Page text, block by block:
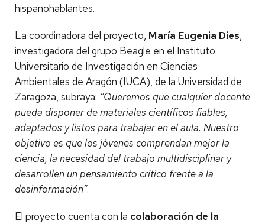
hispanohablantes.
La coordinadora del proyecto, María Eugenia Dies,
investigadora del grupo Beagle en el Instituto
Universitario de Investigación en Ciencias
Ambientales de Aragón (IUCA), de la Universidad de
Zaragoza, subraya: “Queremos que cualquier docente
pueda disponer de materiales científicos fiables,
adaptados y listos para trabajar en el aula. Nuestro
objetivo es que los jóvenes comprendan mejor la
ciencia, la necesidad del trabajo multidisciplinar y
desarrollen un pensamiento crítico frente a la
desinformación”.
El proyecto cuenta con la colaboración de la